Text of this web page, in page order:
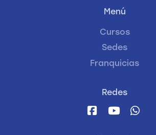
Menú
Cursos
Sedes
Franquicias
Redes